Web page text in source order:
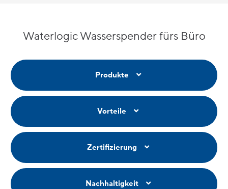
Waterlogic Wasserspender fürs Büro
Produkte
Vorteile
Zertifizierung
Nachhaltigkeit